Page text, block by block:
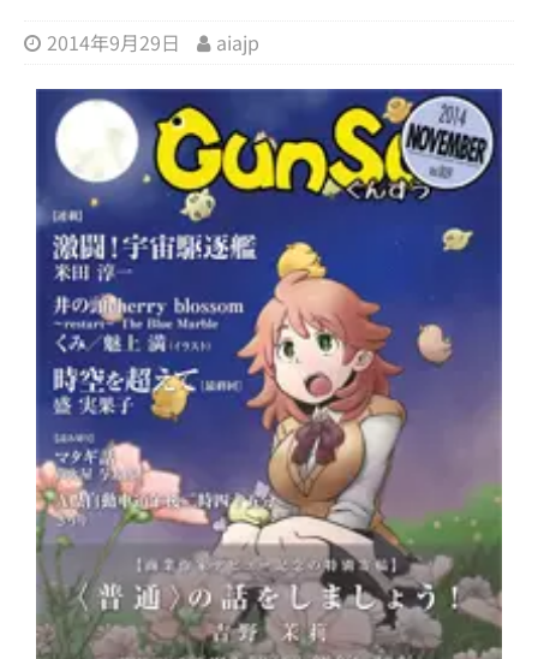
2014年9月29日 aiajp